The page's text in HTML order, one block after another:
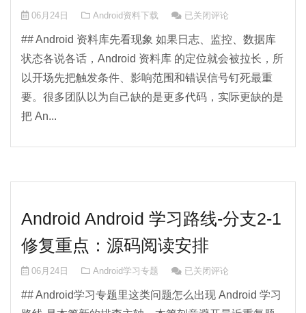
06月24日 Android资料下载 Android 资料库实战指南：资
已关闭评论
## Android 资料库先看现象 如果日志、监控、数据库
状态各说各话，Android 资料库 的定位就会被拉长，所
以开场先把触发条件、影响范围和错误信号钉死最重
要。很多团队以为自己缺的是更多代码，实际更缺的是
把 An...
Android Android 学习路线-分支2-1
修复重点：源码阅读安排
06月24日 Android学习专题 Android Android 学习路线-分
已关闭评论
## Android学习专题里这类问题怎么出现 Android 学习